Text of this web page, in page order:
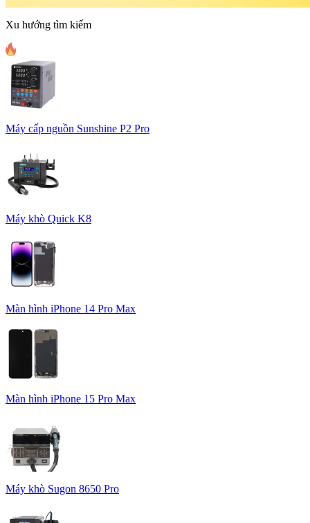
Xu hướng tìm kiếm
Máy cấp nguồn Sunshine P2 Pro
Máy khò Quick K8
Màn hình iPhone 14 Pro Max
Màn hình iPhone 15 Pro Max
Máy khò Sugon 8650 Pro